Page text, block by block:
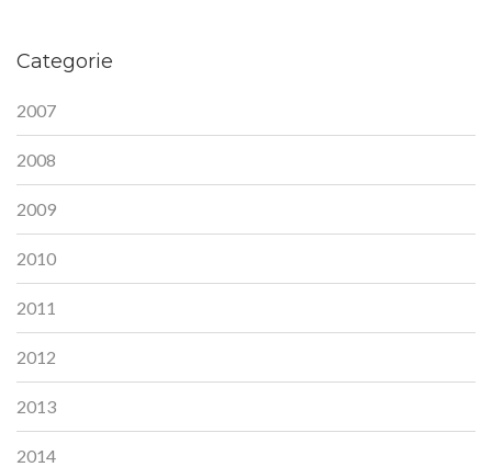
Categorie
2007
2008
2009
2010
2011
2012
2013
2014